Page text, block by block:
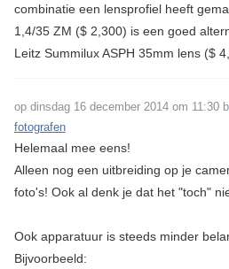
combinatie een lensprofiel heeft
1,4/35 ZM ($ 2,300) is een goed
Leitz Summilux ASPH 35mm lens ($
op dinsdag 16 december 2014 om 11:30
fotografen
Helemaal mee eens!
Alleen nog een uitbreiding op je
foto's! Ook al denk je dat het "toch"
Ook apparatuur is steeds minder
Bijvoorbeeld: